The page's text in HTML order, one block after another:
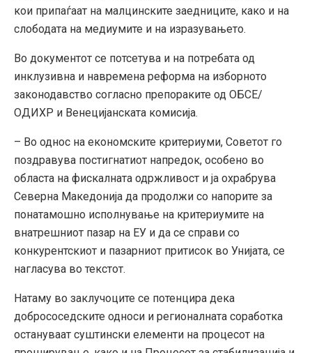
кои припаѓаат на малцинските заедниците, како и на
слободата на медиумите и на изразувањето.
Во документот се потсетува и на потребата од
инклузивна и навремена реформа на изборното
законодавство согласно препораките од ОБСЕ/
ОДИХР и Венецијанската комисија.
– Во однос на економските критериуми, Советот го
поздравува постигнатиот напредок, особено во
областа на фискалната одржливост и ја охрабрува
Северна Македонија да продолжи со напорите за
понатамошно исполнување на критериумите на
внатрешниот пазар на ЕУ и да се справи со
конкурентскиот и пазарниот притисок во Унијата, се
нагласува во текстот.
Натаму во заклучоците се потенцира дека
добрососедските односи и регионалната соработка
остануваат суштински елементи на процесот на